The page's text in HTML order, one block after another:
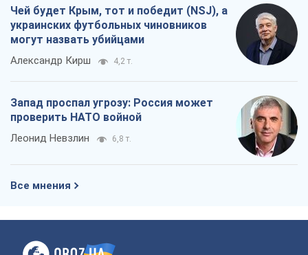
Чей будет Крым, тот и победит (NSJ), а
украинских футбольных чиновников
могут назвать убийцами
Александр Кирш 4,2 т.
Запад проспал угрозу: Россия может
проверить НАТО войной
Леонид Невзлин 6,8 т.
Все мнения